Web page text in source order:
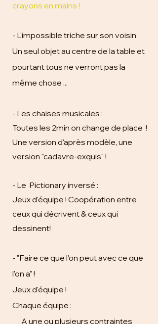
crayons en mains !
- L'impossible triche sur son voisin
Un seul objet au centre de la table et
pourtant tous ne verront pas la
même chose ...
- Les chaises musicales :
Toutes les 2min on change de place !
Une version d'après modèle, une
version "cadavre-exquis" !
- Le Pictionary inversé :
Jeux d'équipe ! Coopération entre
ceux qui décrivent & ceux qui
dessinent!
- "Faire ce que l'on peut avec ce que
l'on a" !
Jeux d'équipe !
Chaque équipe :
. A une ou plusieurs contraintes